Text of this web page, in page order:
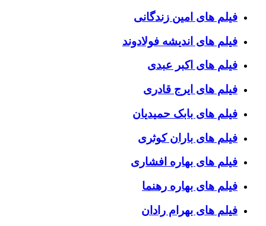
فیلم های امین زندگانی
فیلم های اندیشه فولادوند
فیلم های اکبر عبدی
فیلم های ایرج قادری
فیلم های بابک حمیدیان
فیلم های باران کوثری
فیلم های بهاره افشاری
فیلم های بهاره رهنما
فیلم های بهرام رادان